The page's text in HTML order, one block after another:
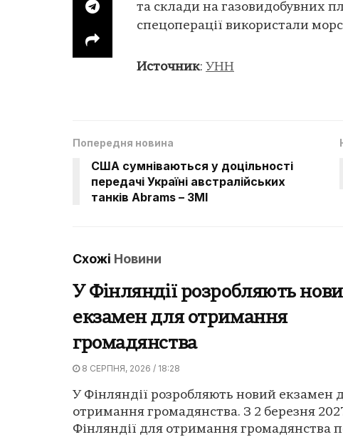
та склади на газовидобувних
спецоперації використали
Источник: УНН
Попередня новина
США сумніваються у доцільності
передачі Україні австралійських
танків Abrams – ЗМІ
Схожі Новини
У Фінляндії розробляють
екзамен для отримання
громадянства
8 СЕРПНЯ, 2026 / 18:28
У Фінляндії розробляють новий екзамен
отримання громадянства. З 2 березня
Фінляндії для отримання громадянства